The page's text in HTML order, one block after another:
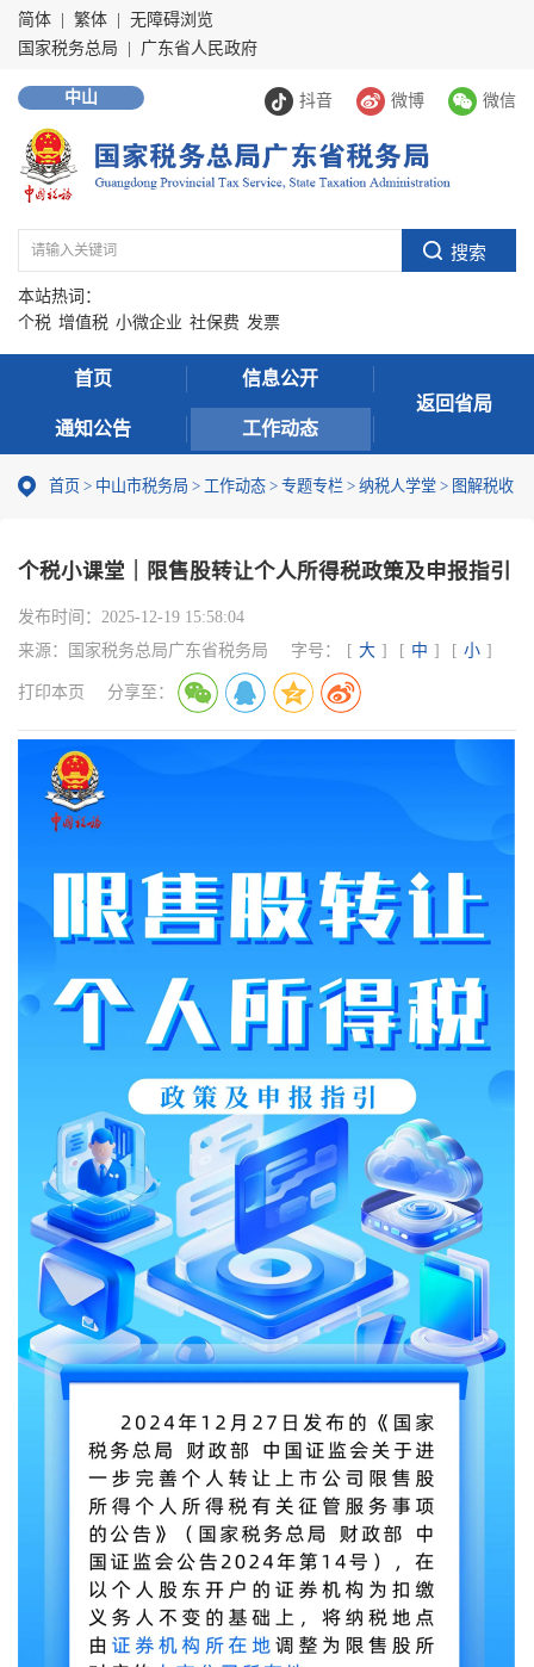
简体 繁体
无障碍浏览
国家税务总局
广东省人民政府
抖音 微博 微信
中山
本站热词：
个税 增值税 小微企业 社保费 发票
首页 信息公开
通知公告 工作动态
返回省局
首页 > 中山市税务局 > 工作动态 > 专题专栏 > 纳税人学堂 > 图解税收
个税小课堂｜限售股转让个人所得税政策及申报指引
发布时间： 2025-12-19 15:58:04
来源：
国家税务总局广东省税务局 字号： [ 大 ] [ 中 ] [ 小 ]
打印本页 分享至：